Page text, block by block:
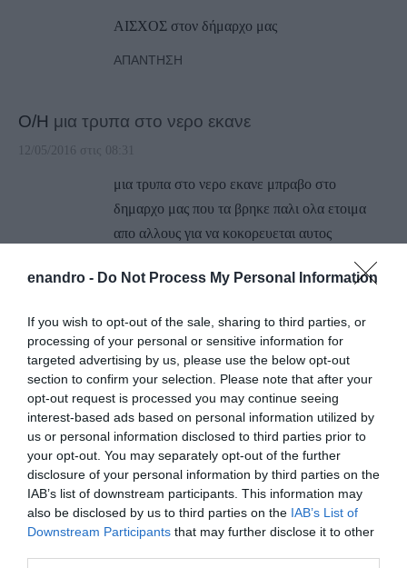
enandro - Do Not Process My Personal Information
If you wish to opt-out of the sale, sharing to third parties, or
processing of your personal or sensitive information for
targeted advertising by us, please use the below opt-out
section to confirm your selection. Please note that after your
opt-out request is processed you may continue seeing
interest-based ads based on personal information utilized by
us or personal information disclosed to third parties prior to
your opt-out. You may separately opt-out of the further
disclosure of your personal information by third parties on the
IAB’s list of downstream participants. This information may
also be disclosed by us to third parties on the IAB’s List of
Downstream Participants that may further disclose it to other
ΑΙΣΧΟΣ στον δήμαρχο μας
ΑΠΆΝΤΗΣΗ
Ο/Η μια τρυπα στο νερο εκανε
12/05/2016 στις 08:31
μια τρυπα στο νερο εκανε μπραβο στο
δημαρχο μας που τα βρηκε παλι ολα ετοιμα
απο αλλους για να κοκορευεται αυτος
Ο/ΗΝΙΚΟΣ Γ.
12/05/2016 στις 05:19
Μπραβο κι απο μενα!
Αλλα τι ακριβως εκανε;
Ο/Η ΜΑΝΔΑΡΑΚΑΣ
11/05/2016 στις 20:43